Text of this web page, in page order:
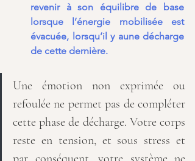
revenir à son équilibre de base
lorsque l’énergie mobilisée est
évacuée, lorsqu’il y aune décharge
de cette dernière.
Une émotion non exprimée ou
refoulée ne permet pas de compléter
cette phase de décharge. Votre corps
reste en tension, et sous stress et